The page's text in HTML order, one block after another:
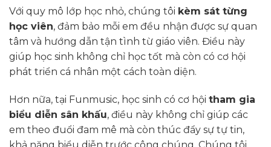
Với quy mô lớp học nhỏ, chúng tôi kèm sát từng
học viên, đảm bảo mỗi em đều nhận được sự quan
tâm và hướng dẫn tận tình từ giáo viên. Điều này
giúp học sinh không chỉ học tốt mà còn có cơ hội
phát triển cá nhân một cách toàn diện.
Hơn nữa, tại Funmusic, học sinh có cơ hội tham gia
biểu diễn sân khấu, điều này không chỉ giúp các
em theo đuổi đam mê mà còn thúc đẩy sự tự tin,